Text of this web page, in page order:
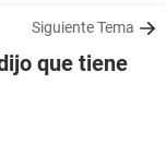
Siguiente Tema
que tiene